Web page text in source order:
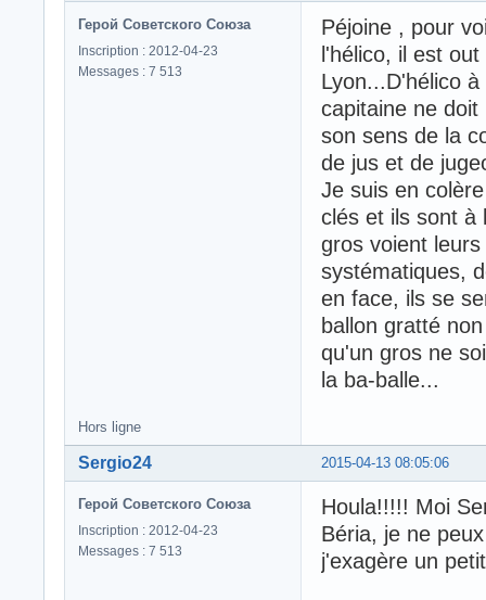
Герой Советского Союза
Inscription : 2012-04-23
Messages : 7 513
Péjoine , pour
l'hélico, il est
Lyon...D'hélico
capitaine ne
son sens de la
de jus et de
Je suis en
clés et ils sont à
gros voient
systématiques,
en face, ils se
ballon gratté
qu'un gros ne
la ba-balle...
Hors ligne
2015-04-13 08:05:06
Sergio24
Герой Советского Союза
Inscription : 2012-04-23
Messages : 7 513
Houla!!!!! Moi
Béria, je ne
j'exagère un